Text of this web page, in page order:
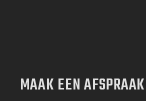
MAAK EEN AFSPRAAK